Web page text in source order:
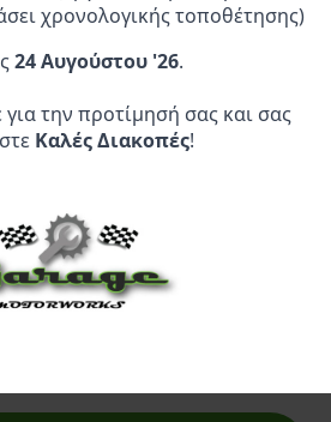
19,95 €.
είναι:
9,95 €.
Καλάθι
Point:
χρονολογικής τοποθέτησης)
24 Αυγούστου '26.
την προτίμησή σας και σας
Καλές Διακοπές!